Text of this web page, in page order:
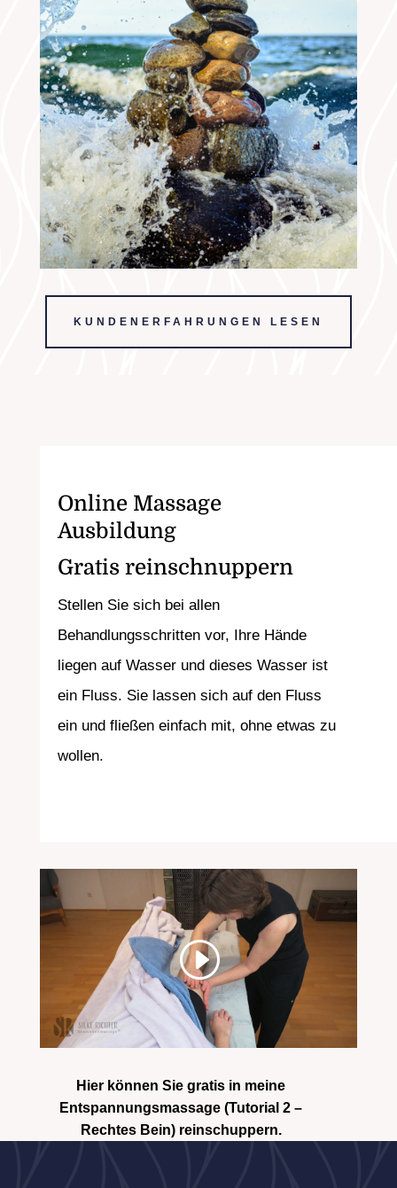
KUNDENERFAHRUNGEN LESEN
Online Massage
Ausbildung
Gratis reinschnuppern
Stellen Sie sich bei allen
Behandlungsschritten vor, Ihre Hände
liegen auf Wasser und dieses Wasser ist
ein Fluss. Sie lassen sich auf den Fluss
ein und fließen einfach mit, ohne etwas zu
wollen.
Hier können Sie gratis in meine
Entspannungsmassage (Tutorial 2 –
Rechtes Bein) reinschuppern.